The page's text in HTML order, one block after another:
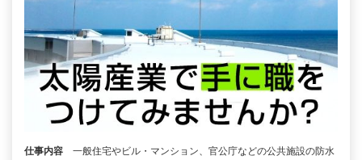
仕事内容
一般住宅やビル・マンション、官公庁などの公共施設の防水